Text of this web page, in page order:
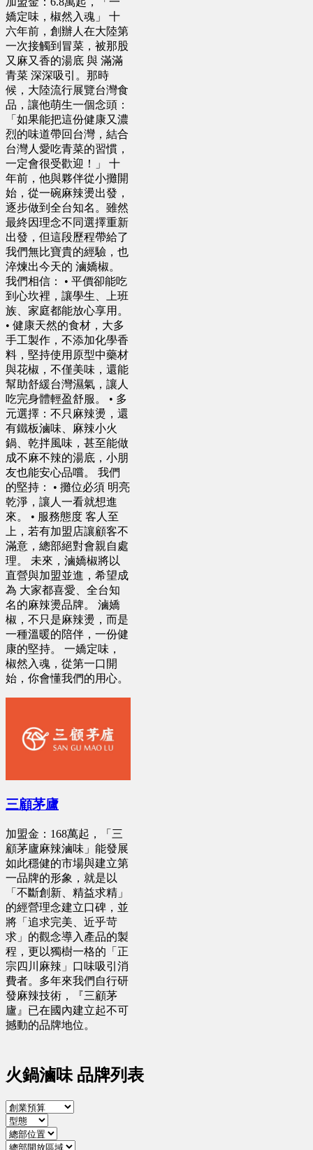
嬌定味，椒然入魂」 十
六年前，創辦人在大陸第
一次接觸到冒菜，被那股
又麻又香的湯底 與 滿滿
青菜 深深吸引。那時
候，大陸流行展覽台灣食
品，讓他萌生一個念頭：
「如果能把這份健康又濃
烈的味道帶回台灣，結合
台灣人愛吃青菜的習慣，
一定會很受歡迎！」 十
年前，他與夥伴從小攤開
始，從一碗麻辣燙出發，
逐步做到全台知名。雖然
最終因理念不同選擇重新
出發，但這段歷程帶給了
我們無比寶貴的經驗，也
淬煉出今天的 滷嬌椒。
我們相信： • 平價卻能吃
到心坎裡，讓學生、上班
族、家庭都能放心享用。
• 健康天然的食材，大多
手工製作，不添加化學香
料，堅持使用原型中藥材
與花椒，不僅美味，還能
幫助舒緩台灣濕氣，讓人
吃完身體輕盈舒服。 • 多
元選擇：不只麻辣燙，還
有鐵板滷味、麻辣小火
鍋、乾拌風味，甚至能做
成不麻不辣的湯底，小朋
友也能安心品嚐。 我們
的堅持： • 攤位必須 明亮
乾淨，讓人一看就想進
來。 • 服務態度 客人至
上，若有加盟店讓顧客不
滿意，總部絕對會親自處
理。 未來，滷嬌椒將以
直營與加盟並進，希望成
為 大家都喜愛、全台知
名的麻辣燙品牌。 滷嬌
椒，不只是麻辣燙，而是
一種溫暖的陪伴，一份健
康的堅持。 一嬌定味，
椒然入魂，從第一口開
始，你會懂我們的用心。
三顧茅廬
加盟金：168萬起，「三
顧茅廬麻辣滷味」能發展
如此穩健的市場與建立第
一品牌的形象，就是以
「不斷創新、精益求精」
的經營理念建立口碑，並
將「追求完美、近乎苛
求」的觀念導入產品的製
程，更以獨樹一格的「正
宗四川麻辣」口味吸引消
費者。多年來我們自行研
發麻辣技術，『三顧茅
廬』已在國內建立起不可
撼動的品牌地位。
火鍋滷味 品牌列表